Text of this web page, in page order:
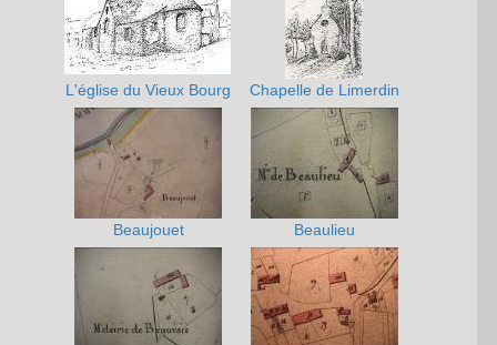
L'église du Vieux Bourg Chapelle de Limerdin
Beaujouet Beaulieu